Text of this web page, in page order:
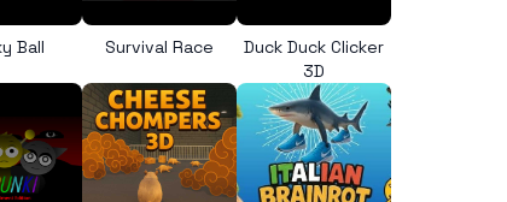
Ball Survival Race
Duck Duck Clicker
3D